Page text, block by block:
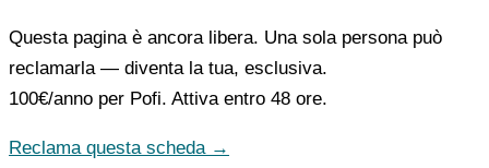
Questa pagina è ancora libera. Una sola persona può
reclamarla — diventa la tua, esclusiva.
100€/anno per Pofi. Attiva entro 48 ore.
Reclama questa scheda →